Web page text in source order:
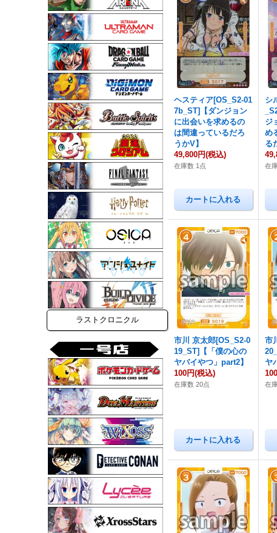
ラストクロニクル
ヘスティア[OS_S2-01
7b_ST]【ダンジョン
に出会いを求めるの
は間違っているだろ
うかV】
49,800円(税込)
在庫数 1点
シ
ジ
め
る
在
市川 京太郎[OS_S2-0
19_ST]【「僕の心の
ヤバイやつ」part2】
100円(税込)
在庫数 20点
市
ヤ
在